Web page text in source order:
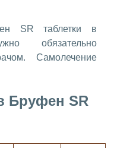
SR таблетки в
обязательно
Самолечение
Бруфен SR